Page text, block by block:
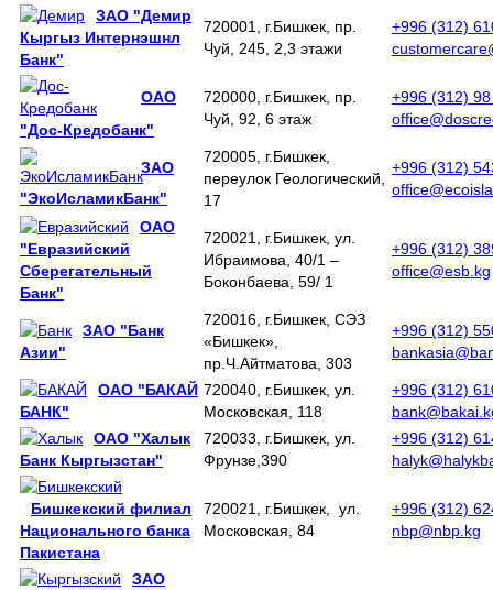
ЗАО "Демир
Кыргыз Интернэшнл
Банк"
720001, г.Бишкек, пр.
Чуй, 245, 2,3 этажи
+996 (312)
ОАО
"Дос-Кредобанк"
720000, г.Бишкек, пр.
Чуй, 92, 6 этаж
+996 (312)
ЗАО
"ЭкоИсламикБанк"
720005, г.Бишкек,
переулок Геологический,
17
+996 (312)
ОАО
"Евразийский
Сберегательный
Банк"
720021, г.Бишкек, ул.
Ибраимова, 40/1 –
Боконбаева, 59/ 1
+996 (312)
office@esb.kg
ЗАО "Банк
Азии"
720016, г.Бишкек, СЭЗ
«Бишкек»,
пр.Ч.Айтматова, 303
+996 (312)
ОАО "БАКАЙ
БАНК"
720040, г.Бишкек, ул.
Московская, 118
+996 (312)
ОАО "Халык
Банк Кыргызстан"
720033, г.Бишкек, ул.
Фрунзе,390
+996 (312)
Бишкекский филиал
Национального банка
Пакистана
720021, г.Бишкек, ул.
Московская, 84
+996 (312)
nbp@nbp.kg
ЗАО